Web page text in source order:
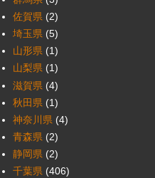
佐賀県 (2)
埼玉県 (5)
山形県 (1)
山梨県 (1)
滋賀県 (4)
秋田県 (1)
神奈川県 (4)
青森県 (2)
静岡県 (2)
千葉県 (406)